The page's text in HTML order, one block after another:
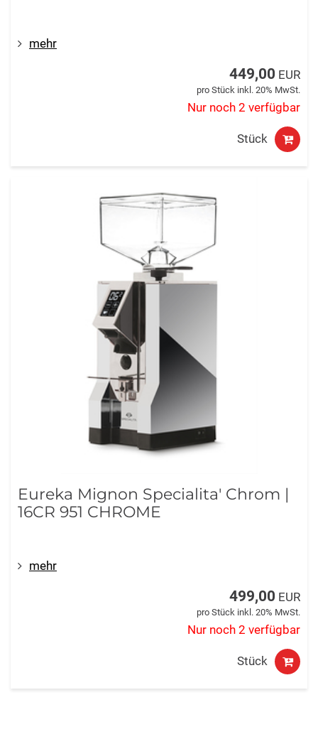
mehr
449,00 EUR
pro Stück inkl. 20% MwSt.
Nur noch 2 verfügbar
Stück
Eureka Mignon Specialita' Chrom |
16CR 951 CHROME
mehr
499,00 EUR
pro Stück inkl. 20% MwSt.
Nur noch 2 verfügbar
Stück